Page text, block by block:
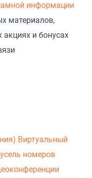
информации
материалов,
и бонусах
Виртуальный
номеров